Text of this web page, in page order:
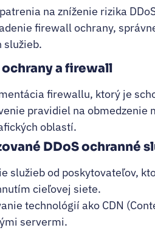
na zníženie rizika
firewall ochrany,
služieb.
a firewall
firewallu, ktorý je
pravidiel na obmedzenie
oblastí.
DDoS ochranné
služieb od poskytovateľov,
cieľovej siete.
technológií ako CDN
servermi.